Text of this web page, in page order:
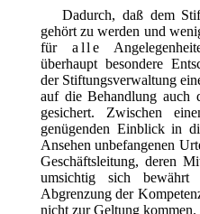
Dadurch, daß dem
gehört zu werden und
für
alle
überhaupt besondere
der Stiftungsverwaltung
auf die Behandlung auch
gesichert. Zwischen
genügenden Einblick in
Ansehen unbefangenen
Geschäftsleitung, deren
umsichtig sich
Abgrenzung der
nicht zur Geltung kommen.